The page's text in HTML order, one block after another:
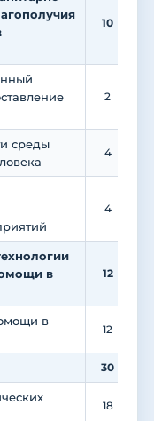
10
2
среды
4
4
в
12
в
12
30
18